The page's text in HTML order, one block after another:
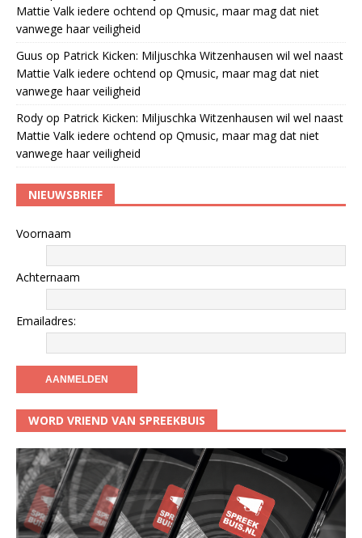
Mattie Valk iedere ochtend op Qmusic, maar mag dat niet
vanwege haar veiligheid
Guus op Patrick Kicken: Miljuschka Witzenhausen wil wel naast
Mattie Valk iedere ochtend op Qmusic, maar mag dat niet
vanwege haar veiligheid
Rody op Patrick Kicken: Miljuschka Witzenhausen wil wel naast
Mattie Valk iedere ochtend op Qmusic, maar mag dat niet
vanwege haar veiligheid
NIEUWSBRIEF
Voornaam
Achternaam
Emailadres:
WORD VRIEND VAN SPREEKBUIS